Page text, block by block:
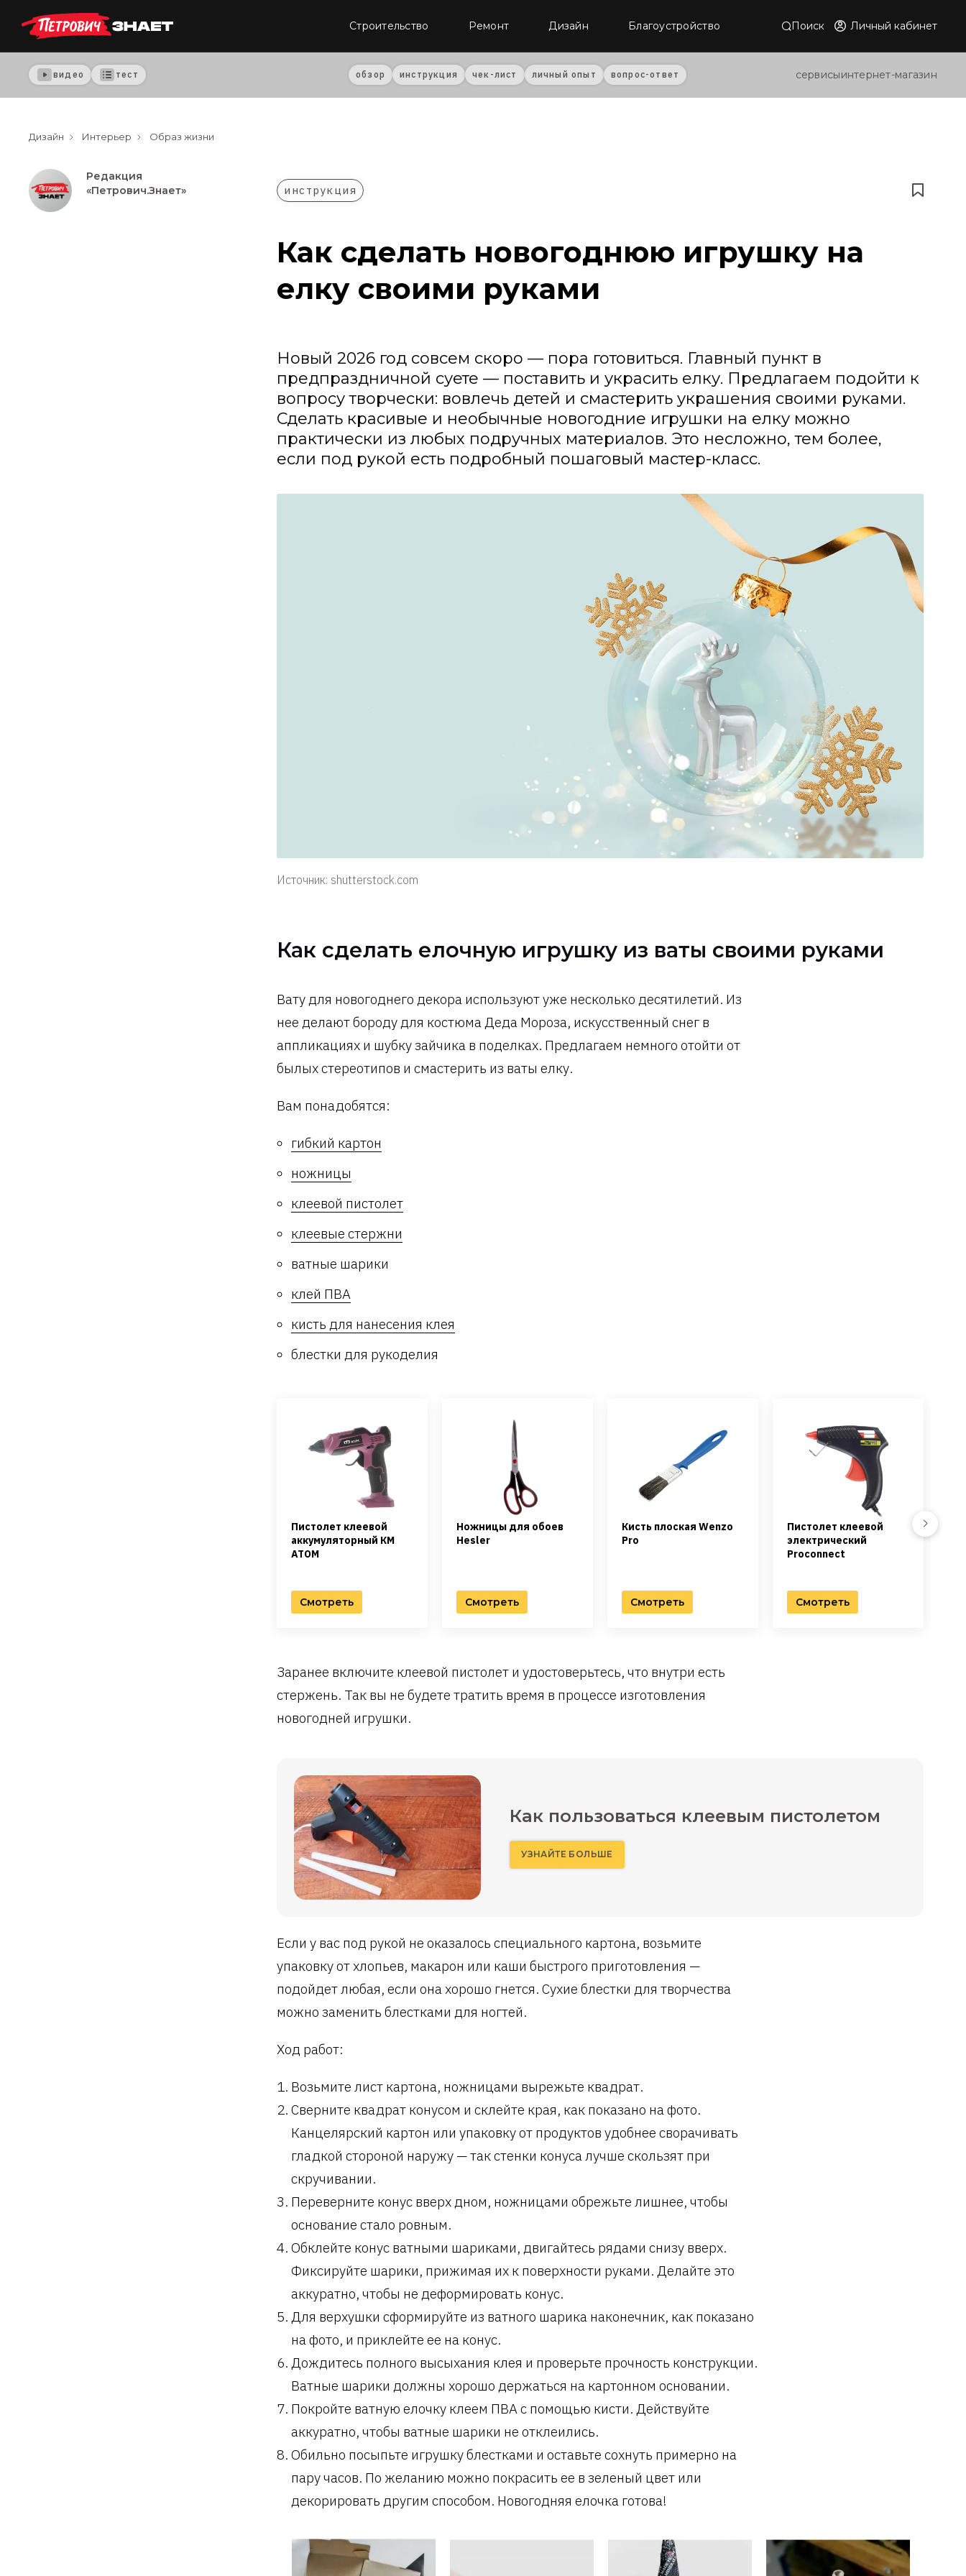
Строительство Ремонт Дизайн Благоустройство Поиск Личный кабинет
видео тест обзор инструкция чек-лист личный опыт вопрос-ответ сервисыинтернет-магазин
Дизайн Интерьер Образ жизни
Редакция
«Петрович.Знает»
инструкция
Как сделать новогоднюю игрушку на
елку своими руками
Новый 2026 год совсем скоро — пора готовиться. Главный пункт в
предпраздничной суете — поставить и украсить елку. Предлагаем подойти к
вопросу творчески: вовлечь детей и смастерить украшения своими руками.
Сделать красивые и необычные новогодние игрушки на елку можно
практически из любых подручных материалов. Это несложно, тем более,
если под рукой есть подробный пошаговый мастер-класс.
Источник: shutterstock.com
Как сделать елочную игрушку из ваты своими руками
Вату для новогоднего декора используют уже несколько десятилетий. Из
нее делают бороду для костюма Деда Мороза, искусственный снег в
аппликациях и шубку зайчика в поделках. Предлагаем немного отойти от
былых стереотипов и смастерить из ваты елку.
Вам понадобятся:
гибкий картон
ножницы
клеевой пистолет
клеевые стержни
ватные шарики
клей ПВА
кисть для нанесения клея
блестки для рукоделия
Пистолет клеевой
аккумуляторный КМ
АТОМ
Смотреть
Ножницы для обоев
Hesler
Смотреть
Кисть плоская Wenzo
Pro
Смотреть
Пистолет клеевой
электрический
Proconnect
Смотреть
Next
Заранее включите клеевой пистолет и удостоверьтесь, что внутри есть
стержень. Так вы не будете тратить время в процессе изготовления
новогодней игрушки.
Как пользоваться клеевым пистолетом
УЗНАЙТЕ БОЛЬШЕ
Если у вас под рукой не оказалось специального картона, возьмите
упаковку от хлопьев, макарон или каши быстрого приготовления —
подойдет любая, если она хорошо гнется. Сухие блестки для творчества
можно заменить блестками для ногтей.
Ход работ:
Возьмите лист картона, ножницами вырежьте квадрат.
Сверните квадрат конусом и склейте края, как показано на фото.
Канцелярский картон или упаковку от продуктов удобнее сворачивать
гладкой стороной наружу — так стенки конуса лучше скользят при
скручивании.
Переверните конус вверх дном, ножницами обрежьте лишнее, чтобы
основание стало ровным.
Обклейте конус ватными шариками, двигайтесь рядами снизу вверх.
Фиксируйте шарики, прижимая их к поверхности руками. Делайте это
аккуратно, чтобы не деформировать конус.
Для верхушки сформируйте из ватного шарика наконечник, как показано
на фото, и приклейте ее на конус.
Дождитесь полного высыхания клея и проверьте прочность конструкции.
Ватные шарики должны хорошо держаться на картонном основании.
Покройте ватную елочку клеем ПВА с помощью кисти. Действуйте
аккуратно, чтобы ватные шарики не отклеились.
Обильно посыпьте игрушку блестками и оставьте сохнуть примерно на
пару часов. По желанию можно покрасить ее в зеленый цвет или
декорировать другим способом. Новогодняя елочка готова!